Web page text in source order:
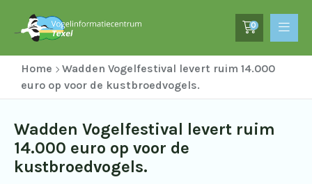
0
Home
Wadden Vogelfestival levert ruim 14.000
euro op voor de kustbroedvogels.
Wadden Vogelfestival levert ruim
14.000 euro op voor de
kustbroedvogels.